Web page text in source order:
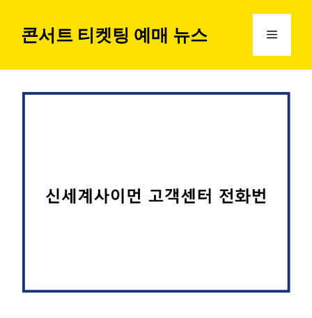
콘서트 티켓팅 예매 뉴스 메